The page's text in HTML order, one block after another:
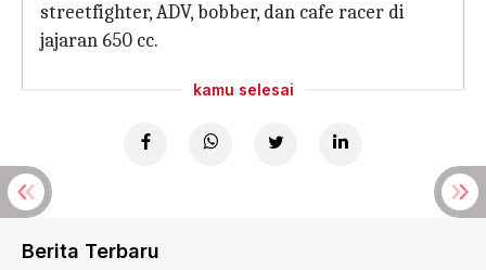
streetfighter, ADV, bobber, dan cafe racer di
jajaran 650 cc.
kamu selesai
Berita Terbaru